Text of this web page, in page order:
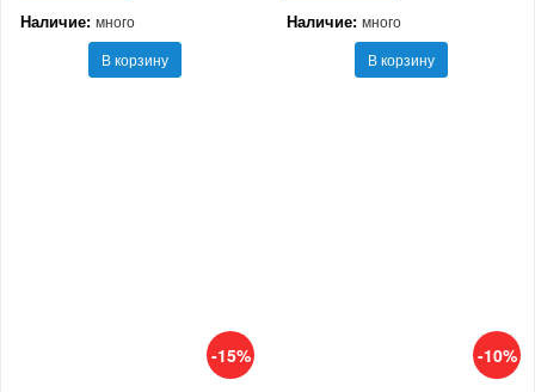
Наличие: много
В корзину
Наличие: много
В корзину
-15% -10%